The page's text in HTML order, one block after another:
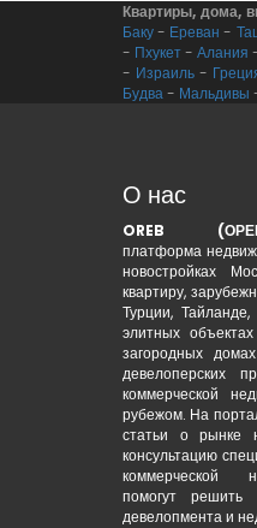
Квартиры, дома,
Баку- Ереван -
- Пхукет-Алания
- Израиль-
Будва- Мальдивы
О нас
OREB
платформа
новостройках
квартиру,
Турции,
элитных
загородных
девелоперских
коммерческой
рубежом. На
статьи о рынке
консультацию
коммерческой
помогут
девелопмента и